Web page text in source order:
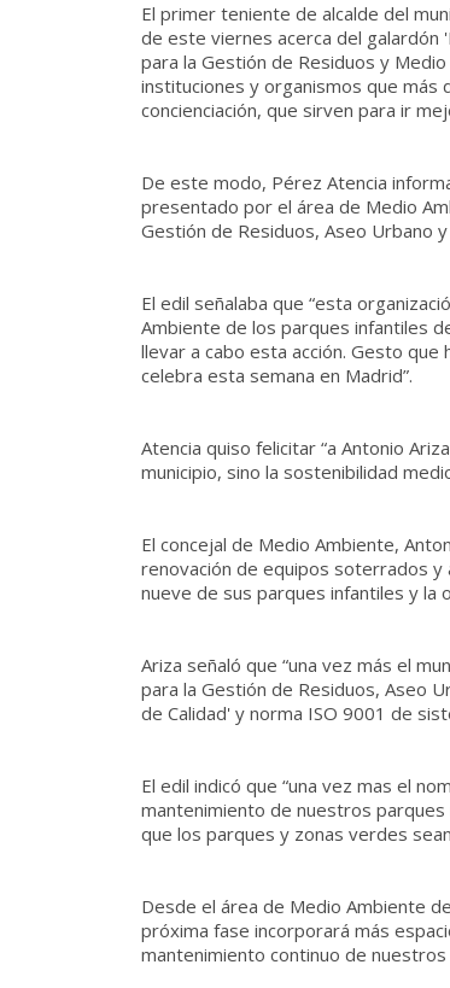
El primer teniente de alcalde del
de este viernes acerca del galardón
para la Gestión de Residuos y
instituciones y organismos que más
concienciación, que sirven para ir
De este modo, Pérez Atencia
presentado por el área de Medio
Gestión de Residuos, Aseo Urbano
El edil señalaba que “esta
Ambiente de los parques infantiles
llevar a cabo esta acción. Gesto que
celebra esta semana en Madrid”.
Atencia quiso felicitar “a Antonio
municipio, sino la sostenibilidad
El concejal de Medio Ambiente,
renovación de equipos soterrados y
nueve de sus parques infantiles y la
Ariza señaló que “una vez más el
para la Gestión de Residuos, Aseo
de Calidad' y norma ISO 9001 de
El edil indicó que “una vez mas el
mantenimiento de nuestros
que los parques y zonas verdes
Desde el área de Medio Ambiente
próxima fase incorporará más
mantenimiento continuo de